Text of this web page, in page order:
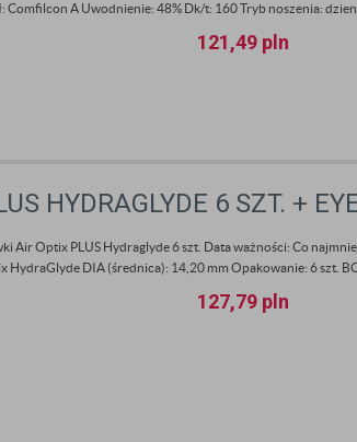
Comfilcon A Uwodnienie: 48% Dk/t: 160 Tryb noszenia:
121,49 pln
HYDRAGLYDE 6 SZT. +
Air Optix PLUS Hydraglyde 6 szt. Data ważności: Co
DIA (średnica): 14,20 mm Opakowanie: 6 szt.
127,79 pln